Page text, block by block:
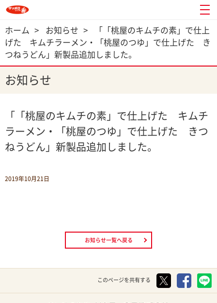
ホーム > お知らせ >
「「桃屋のキムチの素」で仕上
げた キムチラーメン・「桃屋のつゆ」で仕上げた き
つねうどん」新製品追加しました。
お知らせ
「「桃屋のキムチの素」で仕上げた キムチ
ラーメン・「桃屋のつゆ」で仕上げた きつ
ねうどん」新製品追加しました。
2019年10月21日
お知らせ一覧へ戻る
このページを共有する